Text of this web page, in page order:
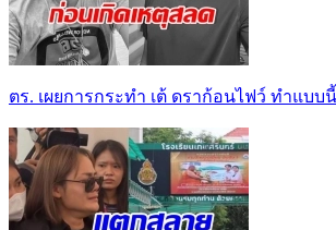
ตร. เผยการกระทำ เต้ ดราก้อนไฟว์ ทำแบบ